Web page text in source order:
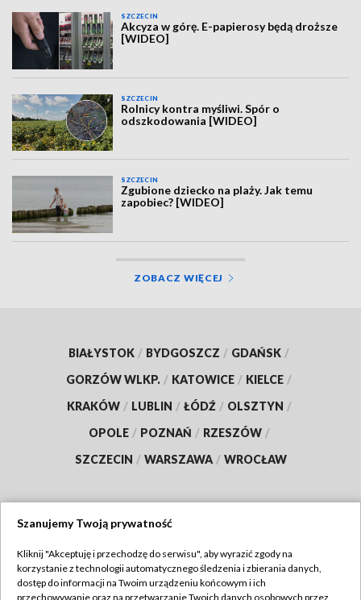
SZCZECIN
Akcyza w górę. E-papierosy będą droższe
[WIDEO]
SZCZECIN
Rolnicy kontra myśliwi. Spór o
odszkodowania [WIDEO]
SZCZECIN
Zgubione dziecko na plaży. Jak temu
zapobiec? [WIDEO]
ZOBACZ WIĘCEJ
BIAŁYSTOK / BYDGOSZCZ / GDAŃSK /
GORZÓW WLKP. / KATOWICE / KIELCE /
KRAKÓW / LUBLIN / ŁÓDŹ / OLSZTYN /
OPOLE / POZNAŃ / RZESZÓW /
SZCZECIN / WARSZAWA / WROCŁAW
TVP
Szanujemy Twoją prywatność
Kliknij "Akceptuję i przechodzę do serwisu", aby wyrazić zgody na
korzystanie z technologii automatycznego śledzenia i zbierania danych,
dostęp do informacji na Twoim urządzeniu końcowym i ich
przechowywanie oraz na przetwarzanie Twoich danych osobowych przez